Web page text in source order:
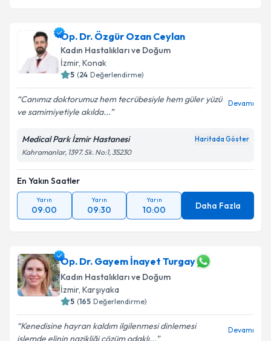
Op. Dr. Özgür Ozan Ceylan
Kadın Hastalıkları ve Doğum
İzmir, Konak
5 (24 Değerlendirme)
Canımız doktorumuz hem tecrübesiyle hem güler yüzü
ve samimiyetiyle akılda...
Devamı
Medical Park İzmir Hastanesi Haritada Göster
Kahramanlar, 1397. Sk. No:1, 35230
En Yakın Saatler
Yarın
09:00
Yarın
09:30
Yarın
10:00 Daha Fazla
Op. Dr. Gayem İnayet Turgay
Kadın Hastalıkları ve Doğum
İzmir, Karşıyaka
5 (165 Değerlendirme)
Kenedisine hayran kaldım ilgilenmesi dinlemesi
işlemde elinin nazikliği cözüm odaklı...
Devamı